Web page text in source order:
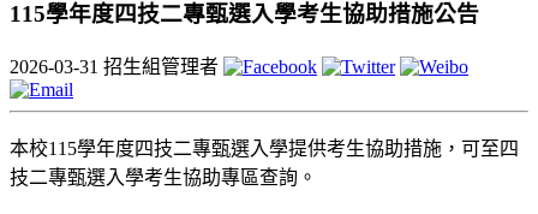
115學年度四技二專甄選入學考生協助措施公告
2026-03-31 招生組管理者
本校115學年度四技二專甄選入學提供考生協助措施，可至四
技二專甄選入學考生協助專區查詢。